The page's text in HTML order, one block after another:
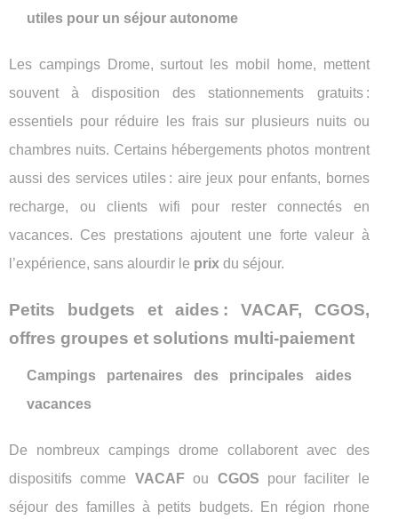
utiles pour un séjour autonome
Les campings Drome, surtout les mobil home, mettent
souvent à disposition des stationnements gratuits :
essentiels pour réduire les frais sur plusieurs nuits ou
chambres nuits. Certains hébergements photos montrent
aussi des services utiles : aire jeux pour enfants, bornes
recharge, ou clients wifi pour rester connectés en
vacances. Ces prestations ajoutent une forte valeur à
l’expérience, sans alourdir le prix du séjour.
Petits budgets et aides : VACAF, CGOS,
offres groupes et solutions multi-paiement
Campings partenaires des principales aides
vacances
De nombreux campings drome collaborent avec des
dispositifs comme VACAF ou CGOS pour faciliter le
séjour des familles à petits budgets. En région rhone